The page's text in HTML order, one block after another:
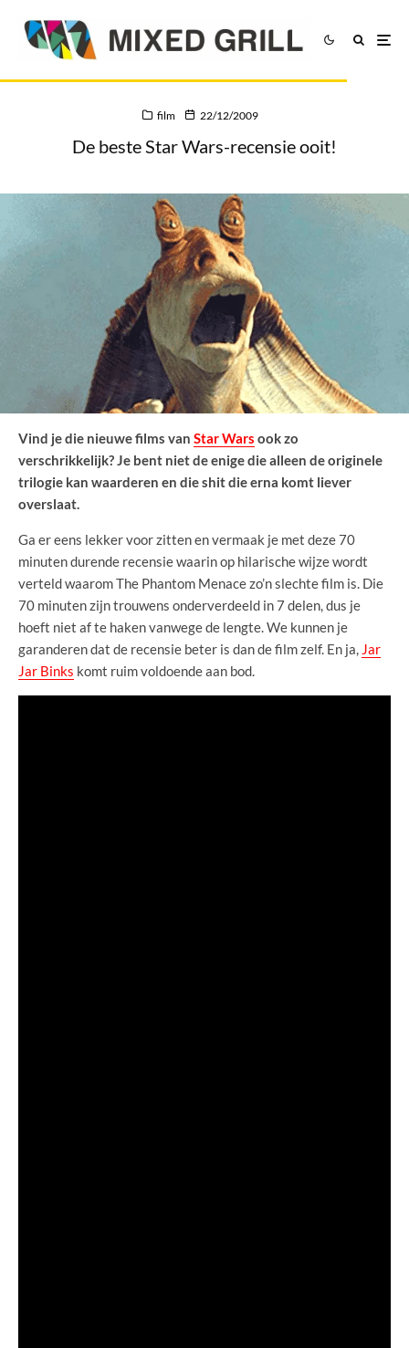
film 22/12/2009
De beste Star Wars-recensie ooit!
Vind je die nieuwe films van Star Wars ook zo
verschrikkelijk? Je bent niet de enige die alleen de originele
trilogie kan waarderen en die shit die erna komt liever
overslaat.
Ga er eens lekker voor zitten en vermaak je met deze 70
minuten durende recensie waarin op hilarische wijze wordt
verteld waarom The Phantom Menace zo’n slechte film is. Die
70 minuten zijn trouwens onderverdeeld in 7 delen, dus je
hoeft niet af te haken vanwege de lengte. We kunnen je
garanderen dat de recensie beter is dan de film zelf. En ja, Jar
Jar Binks komt ruim voldoende aan bod.